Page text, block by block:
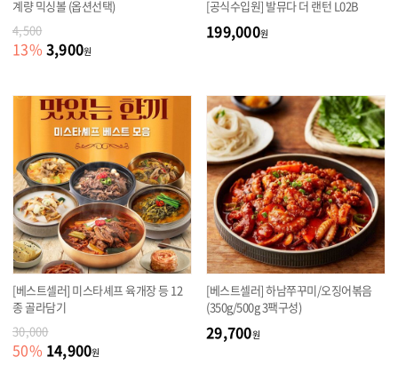
계량 믹싱볼 (옵션선택)
4,500
13% 3,900원
[공식수입원] 발뮤다 더 랜턴 L02B
199,000원
[베스트셀러] 미스타셰프 육개장 등 12
종 골라담기
30,000
50% 14,900원
[베스트셀러] 하남쭈꾸미/오징어볶음
(350g/500g 3팩구성)
29,700원